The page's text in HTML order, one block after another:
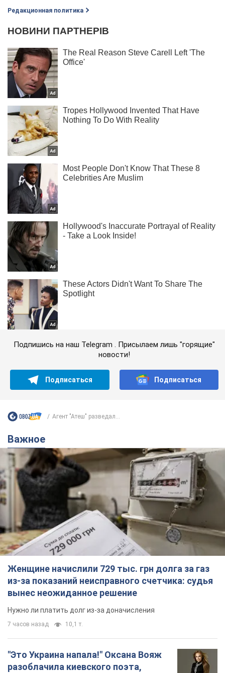
Редакционная политика
Подпишись на наш Telegram . Присылаем лишь "горящие"
новости!
Подписаться Подписаться
Агент "Атеш" разведал...
Важное
Женщине начислили 729 тыс. грн долга за газ
из-за показаний неисправного счетчика: судья
вынес неожиданное решение
Нужно ли платить долг из-за доначисления
7 часов назад 10,1 т.
"Это Украина напала!" Оксана Вояж
разоблачила киевского поэта,